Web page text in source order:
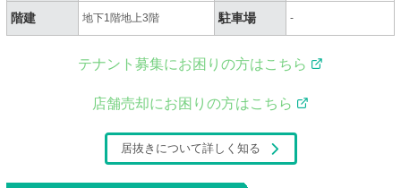
階建 地下1階地上3階 駐車場 -
テナント募集にお困りの方はこちら
店舗売却にお困りの方はこちら
居抜きについて詳しく知る